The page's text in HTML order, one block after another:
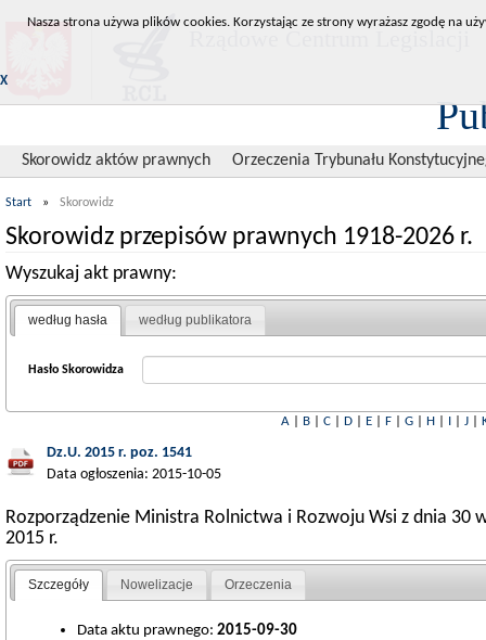
Skorowidz aktów prawnych Orzeczenia Trybunału
Start » Skorowidz
Skorowidz przepisów prawnych 1918-2026 r.
Wyszukaj akt prawny:
według hasła według publikatora
Hasło Skorowidza
A| B| C| D| E| F| G| H| I| J|
Dz.U. 2015 r. poz. 1541
Data ogłoszenia: 2015-10-05
Rozporządzenie Ministra Rolnictwa i Rozwoju Wsi z dnia 30
2015 r.
Szczegóły Nowelizacje Orzeczenia
Data aktu prawnego: 2015-09-30
Nasza strona używa plików cookies. Korzystając ze strony wyrażasz zgodę na
X